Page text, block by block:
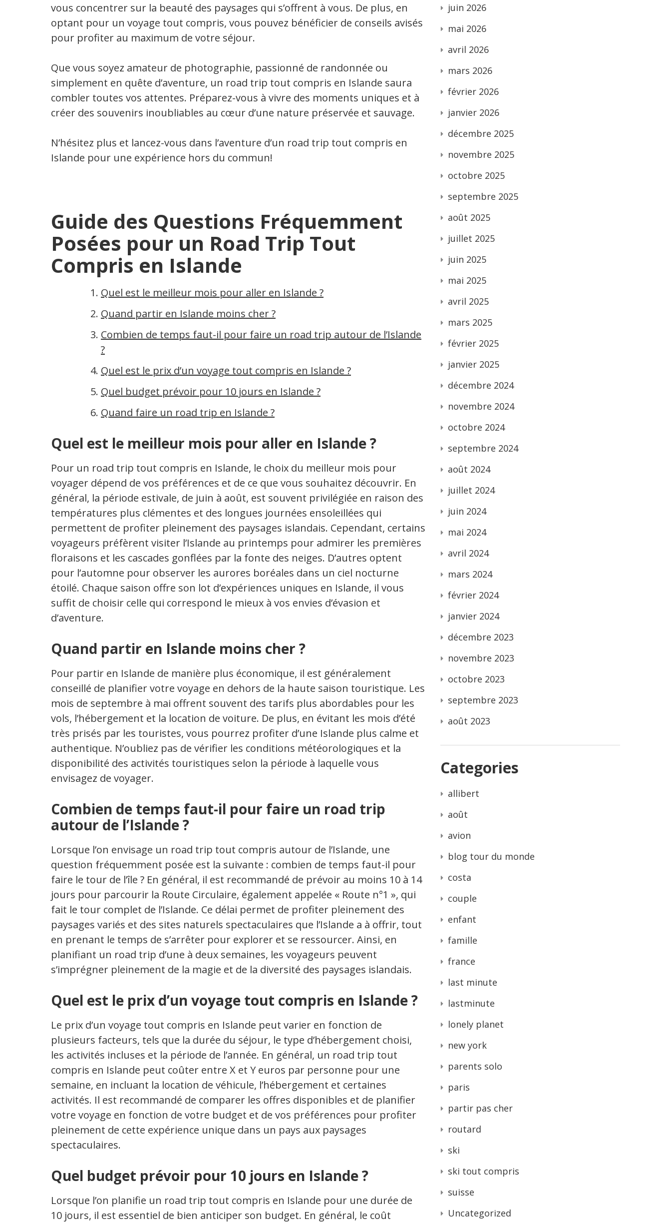
vous concentrer sur la beauté des paysages qui s’offrent à vous. De plus, en
optant pour un voyage tout compris, vous pouvez bénéficier de conseils avisés
pour profiter au maximum de votre séjour.
Que vous soyez amateur de photographie, passionné de randonnée ou
simplement en quête d’aventure, un road trip tout compris en Islande saura
combler toutes vos attentes. Préparez-vous à vivre des moments uniques et à
créer des souvenirs inoubliables au cœur d’une nature préservée et sauvage.
N’hésitez plus et lancez-vous dans l’aventure d’un road trip tout compris en
Islande pour une expérience hors du commun!
Guide des Questions Fréquemment
Posées pour un Road Trip Tout
Compris en Islande
Quel est le meilleur mois pour aller en Islande ?
Quand partir en Islande moins cher ?
Combien de temps faut-il pour faire un road trip autour de l’Islande
?
Quel est le prix d’un voyage tout compris en Islande ?
Quel budget prévoir pour 10 jours en Islande ?
Quand faire un road trip en Islande ?
Quel est le meilleur mois pour aller en Islande ?
Pour un road trip tout compris en Islande, le choix du meilleur mois pour
voyager dépend de vos préférences et de ce que vous souhaitez découvrir. En
général, la période estivale, de juin à août, est souvent privilégiée en raison des
températures plus clémentes et des longues journées ensoleillées qui
permettent de profiter pleinement des paysages islandais. Cependant, certains
voyageurs préfèrent visiter l’Islande au printemps pour admirer les premières
floraisons et les cascades gonflées par la fonte des neiges. D’autres optent
pour l’automne pour observer les aurores boréales dans un ciel nocturne
étoilé. Chaque saison offre son lot d’expériences uniques en Islande, il vous
suffit de choisir celle qui correspond le mieux à vos envies d’évasion et
d’aventure.
Quand partir en Islande moins cher ?
Pour partir en Islande de manière plus économique, il est généralement
conseillé de planifier votre voyage en dehors de la haute saison touristique. Les
mois de septembre à mai offrent souvent des tarifs plus abordables pour les
vols, l’hébergement et la location de voiture. De plus, en évitant les mois d’été
très prisés par les touristes, vous pourrez profiter d’une Islande plus calme et
authentique. N’oubliez pas de vérifier les conditions météorologiques et la
disponibilité des activités touristiques selon la période à laquelle vous
envisagez de voyager.
Combien de temps faut-il pour faire un road trip
autour de l’Islande ?
Lorsque l’on envisage un road trip tout compris autour de l’Islande, une
question fréquemment posée est la suivante : combien de temps faut-il pour
faire le tour de l’île ? En général, il est recommandé de prévoir au moins 10 à 14
jours pour parcourir la Route Circulaire, également appelée « Route n°1 », qui
fait le tour complet de l’Islande. Ce délai permet de profiter pleinement des
paysages variés et des sites naturels spectaculaires que l’Islande a à offrir, tout
en prenant le temps de s’arrêter pour explorer et se ressourcer. Ainsi, en
planifiant un road trip d’une à deux semaines, les voyageurs peuvent
s’imprégner pleinement de la magie et de la diversité des paysages islandais.
Quel est le prix d’un voyage tout compris en Islande ?
Le prix d’un voyage tout compris en Islande peut varier en fonction de
plusieurs facteurs, tels que la durée du séjour, le type d’hébergement choisi,
les activités incluses et la période de l’année. En général, un road trip tout
compris en Islande peut coûter entre X et Y euros par personne pour une
semaine, en incluant la location de véhicule, l’hébergement et certaines
activités. Il est recommandé de comparer les offres disponibles et de planifier
votre voyage en fonction de votre budget et de vos préférences pour profiter
pleinement de cette expérience unique dans un pays aux paysages
spectaculaires.
Quel budget prévoir pour 10 jours en Islande ?
Lorsque l’on planifie un road trip tout compris en Islande pour une durée de
10 jours, il est essentiel de bien anticiper son budget. En général, le coût
juin 2026
mai 2026
avril 2026
mars 2026
février 2026
janvier 2026
décembre 2025
novembre 2025
octobre 2025
septembre 2025
août 2025
juillet 2025
juin 2025
mai 2025
avril 2025
mars 2025
février 2025
janvier 2025
décembre 2024
novembre 2024
octobre 2024
septembre 2024
août 2024
juillet 2024
juin 2024
mai 2024
avril 2024
mars 2024
février 2024
janvier 2024
décembre 2023
novembre 2023
octobre 2023
septembre 2023
août 2023
Categories
allibert
août
avion
blog tour du monde
costa
couple
enfant
famille
france
last minute
lastminute
lonely planet
new york
parents solo
paris
partir pas cher
routard
ski
ski tout compris
suisse
Uncategorized